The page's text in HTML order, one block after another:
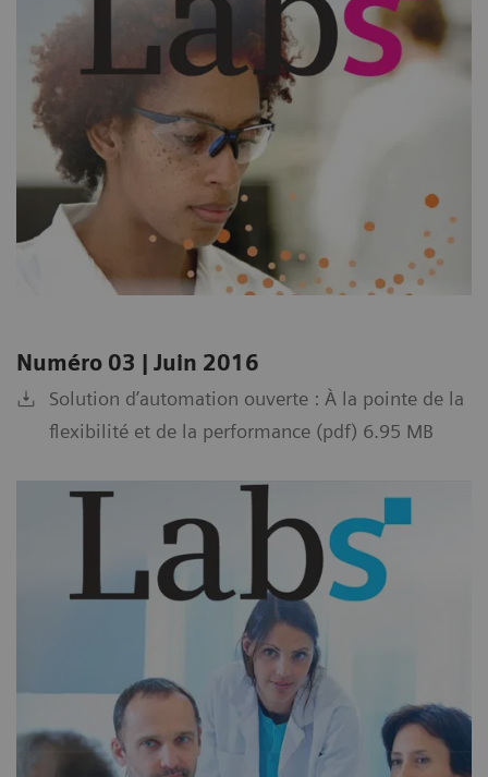
Numéro 03 | Juin 2016
Solution d’automation ouverte : À la pointe de la
flexibilité et de la performance (pdf) 6.95 MB